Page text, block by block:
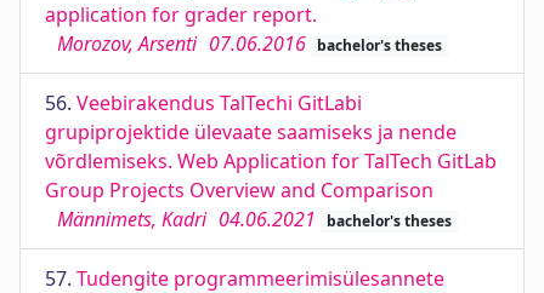
application for grader report.
Morozov, Arsenti 07.06.2016 bachelor's theses
56. Veebirakendus TalTechi GitLabi
grupiprojektide ülevaate saamiseks ja nende
võrdlemiseks. Web Application for TalTech GitLab
Group Projects Overview and Comparison
Männimets, Kadri 04.06.2021 bachelor's theses
57. Tudengite programmeerimisülesannete